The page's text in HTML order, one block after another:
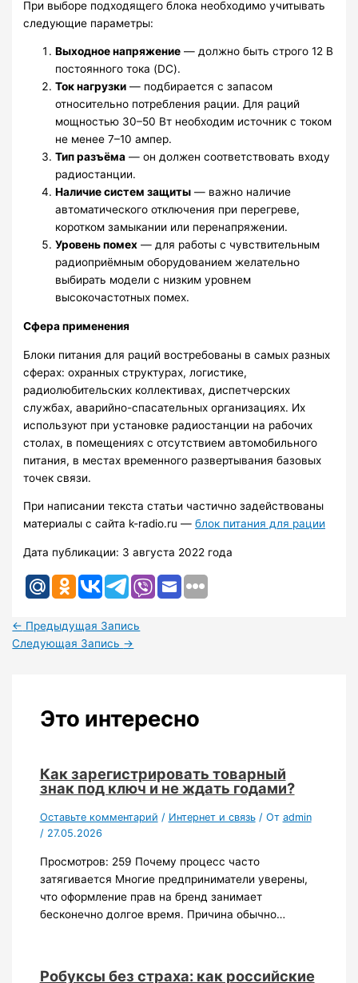
При выборе подходящего блока необходимо учитывать
следующие параметры:
Выходное напряжение — должно быть строго 12 В
постоянного тока (DC).
Ток нагрузки — подбирается с запасом
относительно потребления рации. Для раций
мощностью 30–50 Вт необходим источник с током
не менее 7–10 ампер.
Тип разъёма — он должен соответствовать входу
радиостанции.
Наличие систем защиты — важно наличие
автоматического отключения при перегреве,
коротком замыкании или перенапряжении.
Уровень помех — для работы с чувствительным
радиоприёмным оборудованием желательно
выбирать модели с низким уровнем
высокочастотных помех.
Сфера применения
Блоки питания для раций востребованы в самых разных
сферах: охранных структурах, логистике,
радиолюбительских коллективах, диспетчерских
службах, аварийно-спасательных организациях. Их
используют при установке радиостанции на рабочих
столах, в помещениях с отсутствием автомобильного
питания, в местах временного развертывания базовых
точек связи.
При написании текста статьи частично задействованы
материалы с сайта k-radio.ru —блок питания для рации
Дата публикации: 3 августа 2022 года
← Предыдущая Запись
Следующая Запись →
Это интересно
Как зарегистрировать товарный
знак под ключ и не ждать годами?
Оставьте комментарий / Интернет и связь/ От admin
/ 27.05.2026
Просмотров: 259 Почему процесс часто
затягивается Многие предприниматели уверены,
что оформление прав на бренд занимает
бесконечно долгое время. Причина обычно…
Робуксы без страха: как российские